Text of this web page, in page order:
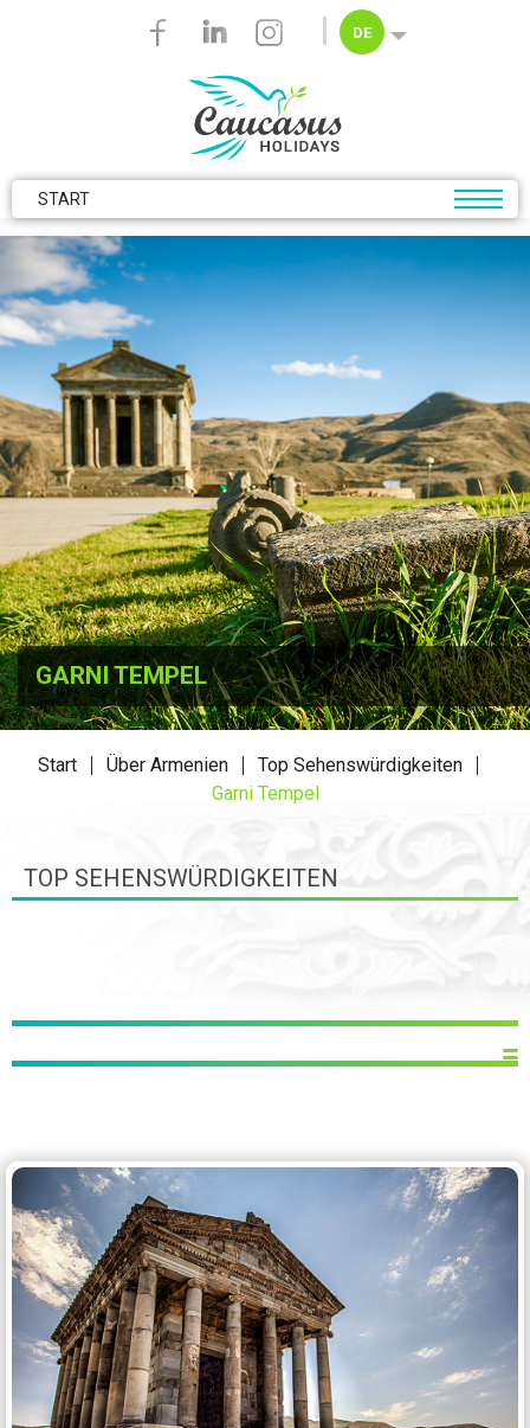
DE
START
GARNI TEMPEL
Start Über Armenien
Top Sehenswürdigkeiten
Garni Tempel
TOP SEHENSWÜRDIGKEITEN